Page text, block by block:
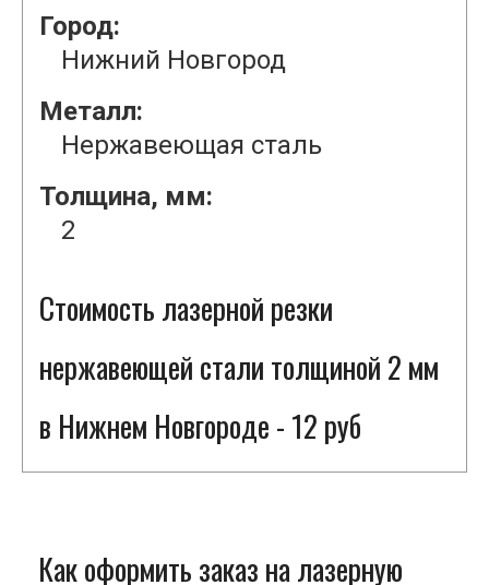
Город:
Нижний Новгород
Металл:
Нержавеющая сталь
Толщина, мм:
2
Стоимость лазерной резки
нержавеющей стали толщиной 2 мм
в Нижнем Новгороде - 12 руб
Как оформить заказ на лазерную